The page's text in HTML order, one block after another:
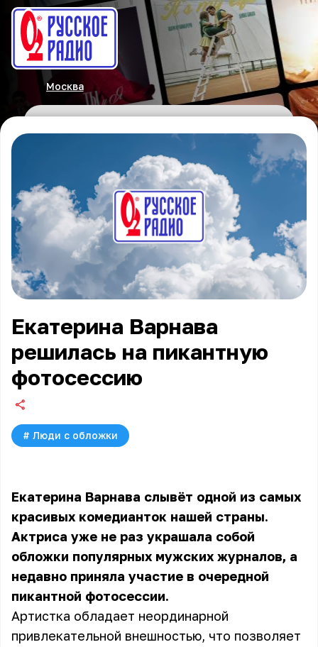
Москва
Екатерина Варнава
решилась на пикантную
фотосессию
# Люди с обложки
Екатерина Варнава слывёт одной из самых
красивых комедианток нашей страны.
Актриса уже не раз украшала собой
обложки популярных мужских журналов, а
недавно приняла участие в очередной
пикантной фотосессии.
Артистка обладает неординарной
привлекательной внешностью, что позволяет